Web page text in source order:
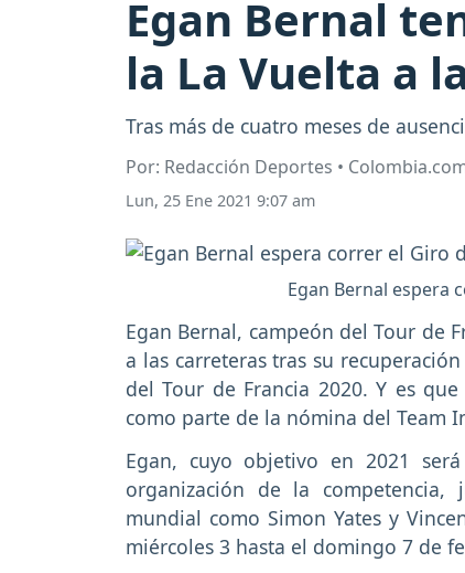
Egan Bernal
la La Vuelta a
Tras más de cuatro meses de
Por: Redacción Deportes •
Lun, 25 Ene 2021 9:07 am
Egan Bernal espera
Egan Bernal, campeón del Tour de
a las carreteras tras su
del Tour de Francia 2020. Y es
como parte de la nómina del Team
Egan, cuyo objetivo en 2021
organización de la
mundial como Simon Yates y
miércoles 3 hasta el domingo 7 de